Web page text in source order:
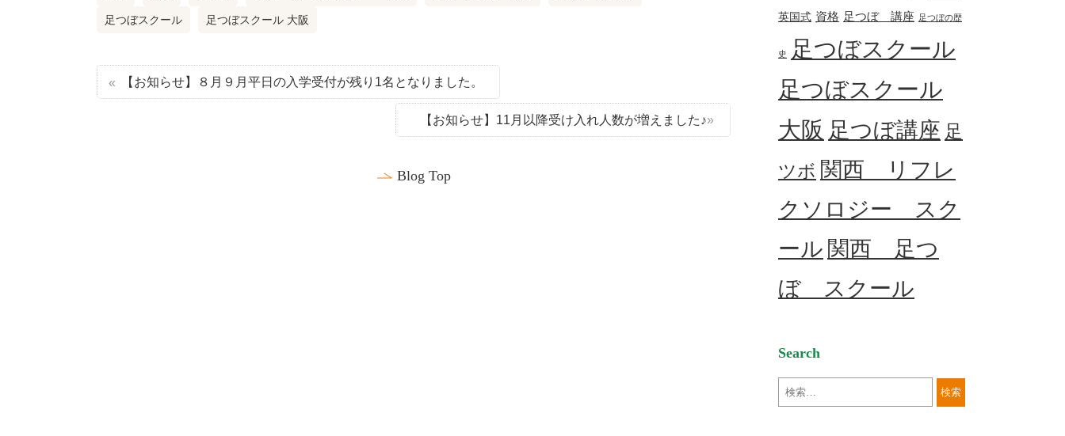
足つぼスクール 足つぼスクール 大阪
【お知らせ】８月９月平日の入学受付が残り1名となりました。
【お知らせ】11月以降受け入れ人数が増えました♪
Blog Top
英国式 資格 足つぼ 講座 足つぼの歴
史
足つぼスクール
足つぼスクール
大阪 足つぼ講座 足
ツボ 関西 リフレ
クソロジー スク
ール 関西 足つ
ぼ スクール
Search